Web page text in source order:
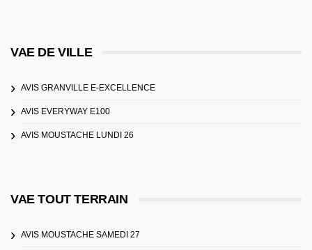
VAE DE VILLE
AVIS GRANVILLE E-EXCELLENCE
AVIS EVERYWAY E100
AVIS MOUSTACHE LUNDI 26
VAE TOUT TERRAIN
AVIS MOUSTACHE SAMEDI 27